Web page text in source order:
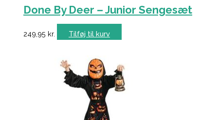
Done By Deer – Junior Sengesæt
249,95 kr. Tilføj til kurv